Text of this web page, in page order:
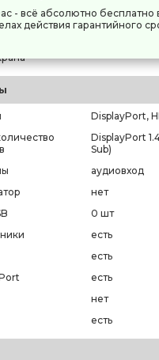
100 Гц
DisplayPort,
DisplayPort
Sub)
аудиовход
нет
0 шт
есть
есть
есть
нет
есть
- всё абсолютно бесплатно
действия гарантийного